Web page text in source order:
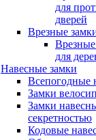
для
дверей
Врезные
для
Навесные замки
Всепогодные
Замки
Замки
секретностью
Кодовые